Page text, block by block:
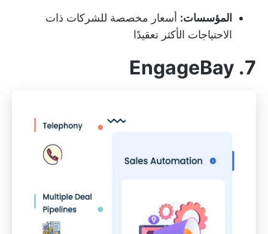
المؤسسات: أسعار مخصصة للشركات ذات
الاحتياجات الأكثر تعقيدًا
7. EngageBay